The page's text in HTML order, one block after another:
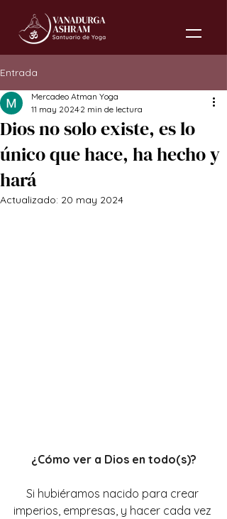
Entrada
Dios no solo existe, es lo
único que hace, ha hecho y
hará
Mercadeo Atman Yoga
11 may 2024 2 min de lectura
Actualizado: 20 may 2024
¿Cómo ver a Dios en todo(s)?
Si hubiéramos nacido para crear
imperios, empresas, y hacer cada vez